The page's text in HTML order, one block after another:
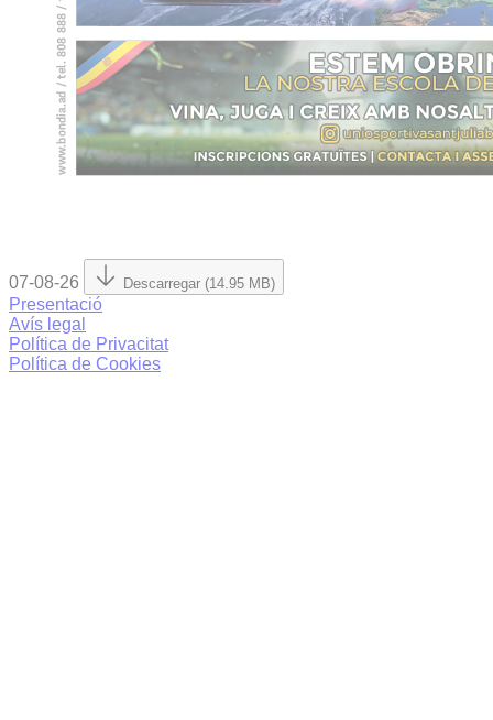
07-08-26 Descarregar (14.95 MB)
Presentació
Avís legal
Política de Privacitat
Política de Cookies